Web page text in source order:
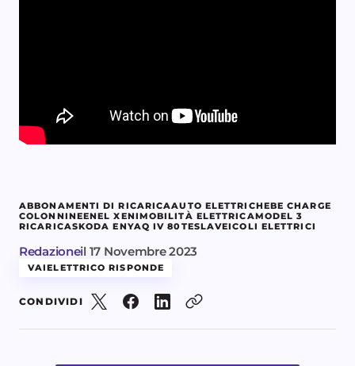
ABBONAMENTI DI RICARICAAUTO ELETTRICHEBE CHARGE
COLONNINEENEL XENIMOBILITÀ ELETTRICAMODEL 3
RICARICASKODA ENYAQ IV 80TESLAVEICOLI ELETTRICI
Redazioneil 17 Novembre 2023
VAIELETTRICO RISPONDE
CONDIVIDI